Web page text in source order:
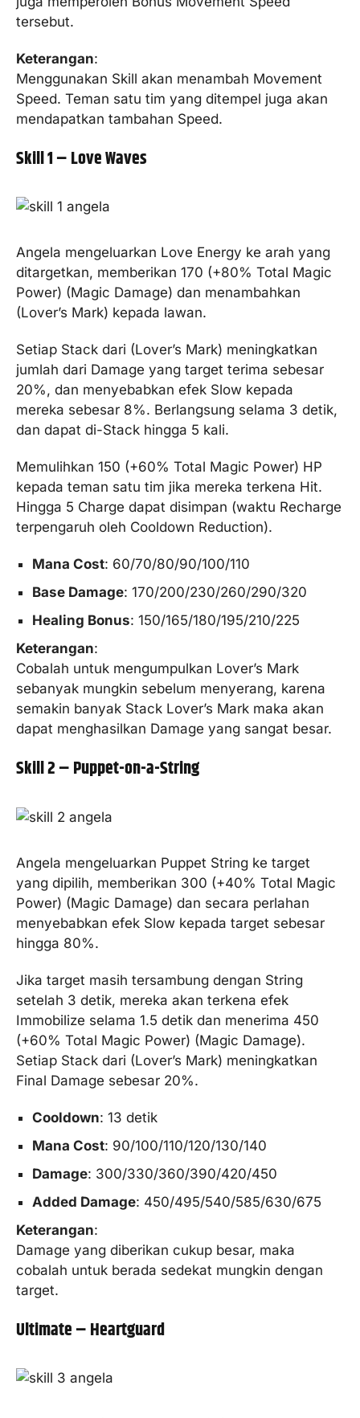
tersebut.
Keterangan:
Menggunakan Skill akan menambah Movement
Speed. Teman satu tim yang ditempel juga akan
mendapatkan tambahan Speed.
Skill 1 – Love Waves
Angela mengeluarkan Love Energy ke arah yang
ditargetkan, memberikan 170 (+80% Total Magic
Power) (Magic Damage) dan menambahkan
(Lover’s Mark) kepada lawan.
Setiap Stack dari (Lover’s Mark) meningkatkan
jumlah dari Damage yang target terima sebesar
20%, dan menyebabkan efek Slow kepada
mereka sebesar 8%. Berlangsung selama 3 detik,
dan dapat di-Stack hingga 5 kali.
Memulihkan 150 (+60% Total Magic Power) HP
kepada teman satu tim jika mereka terkena Hit.
Hingga 5 Charge dapat disimpan (waktu Recharge
terpengaruh oleh Cooldown Reduction).
Mana Cost: 60/70/80/90/100/110
Base Damage: 170/200/230/260/290/320
Healing Bonus: 150/165/180/195/210/225
Keterangan:
Cobalah untuk mengumpulkan Lover’s Mark
sebanyak mungkin sebelum menyerang, karena
semakin banyak Stack Lover’s Mark maka akan
dapat menghasilkan Damage yang sangat besar.
Skill 2 – Puppet-on-a-String
Angela mengeluarkan Puppet String ke target
yang dipilih, memberikan 300 (+40% Total Magic
Power) (Magic Damage) dan secara perlahan
menyebabkan efek Slow kepada target sebesar
hingga 80%.
Jika target masih tersambung dengan String
setelah 3 detik, mereka akan terkena efek
Immobilize selama 1.5 detik dan menerima 450
(+60% Total Magic Power) (Magic Damage).
Setiap Stack dari (Lover’s Mark) meningkatkan
Final Damage sebesar 20%.
Cooldown: 13 detik
Mana Cost: 90/100/110/120/130/140
Damage: 300/330/360/390/420/450
Added Damage: 450/495/540/585/630/675
Keterangan:
Damage yang diberikan cukup besar, maka
cobalah untuk berada sedekat mungkin dengan
target.
Ultimate – Heartguard